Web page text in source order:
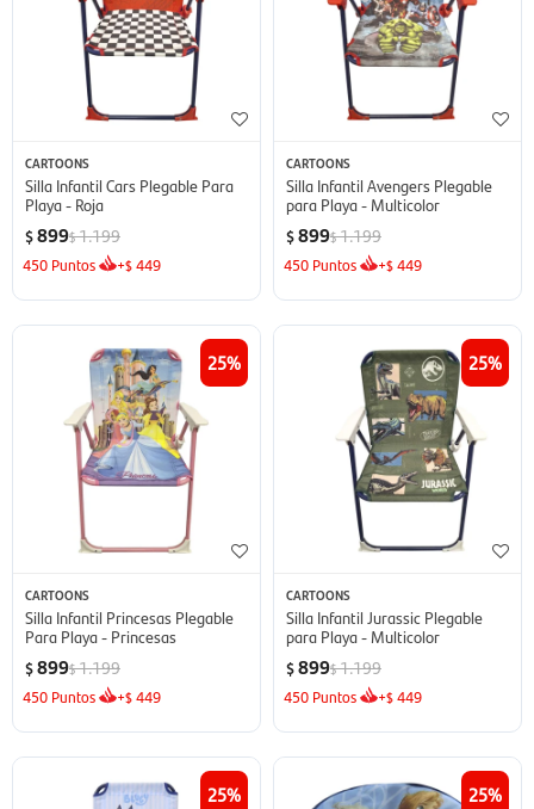
CARTOONS
Silla Infantil Cars Plegable Para
Playa - Roja
$899$1.199
450 Puntos +$449
CARTOONS
Silla Infantil Avengers Plegable
para Playa - Multicolor
$899$1.199
450 Puntos +$449
25
CARTOONS
Silla Infantil Princesas Plegable
Para Playa - Princesas
$899$1.199
450 Puntos +$449
25
CARTOONS
Silla Infantil Jurassic Plegable
para Playa - Multicolor
$899$1.199
450 Puntos +$449
25 25